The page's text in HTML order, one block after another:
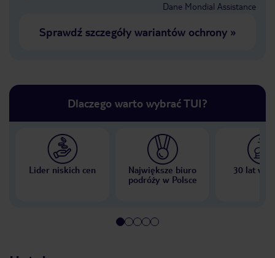
Dane Mondial Assistance
Sprawdź szczegóły wariantów ochrony»
Dlaczego warto wybrać TUI?
Lider niskich cen
Największe biuro
podróży w Polsce
30 lat w